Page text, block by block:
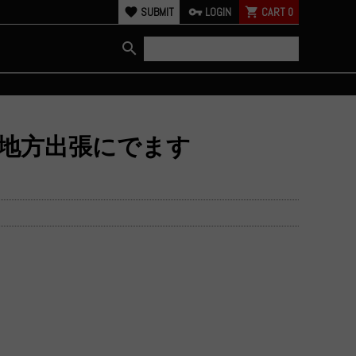
favorite SUBMIT vpn_key LOGIN shopping_cart CART 0
search
方出張にでます